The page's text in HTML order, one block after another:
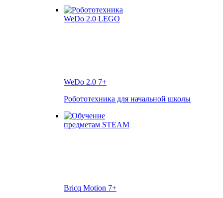
WeDo 2.0 7+
Робототехника для начальной школы
Bricq Motion 7+